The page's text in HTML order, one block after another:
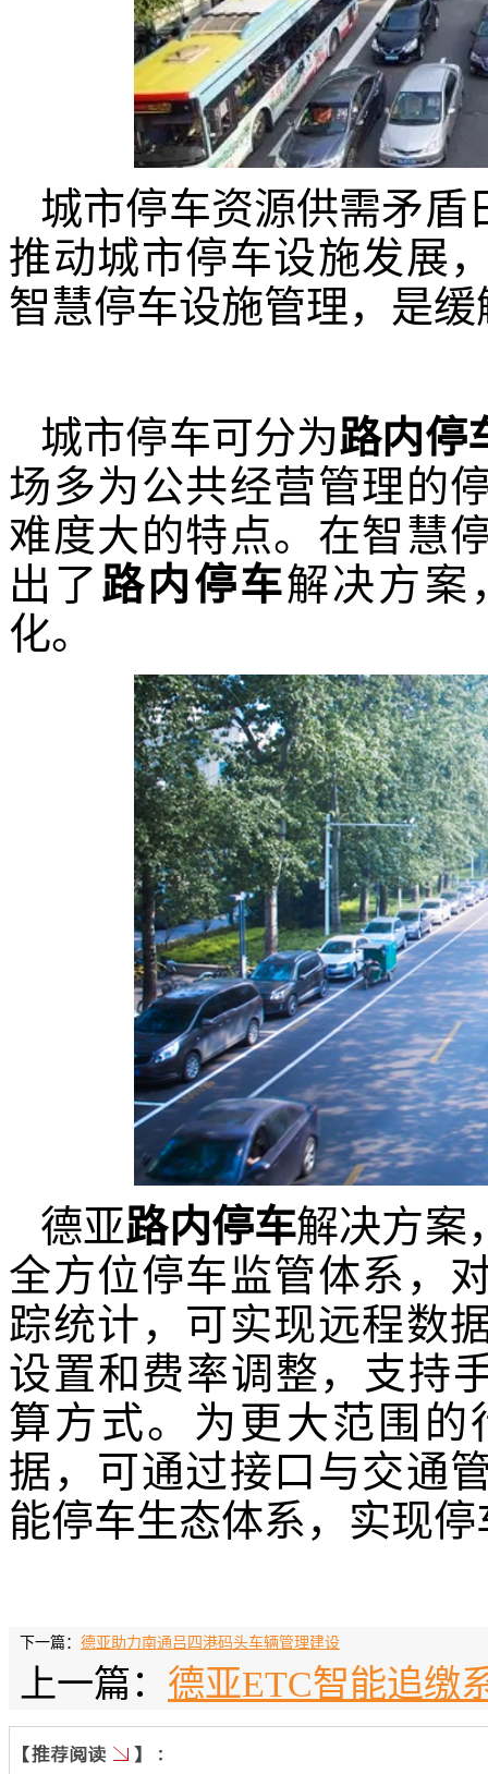
城市停车资源供需矛盾
推动城市停车设施发展
智慧停车设施管理，是缓
城市停车可分为路内停
场多为公共经营管理的
难度大的特点。 在智慧
出了 路内停车解决方案
化。
德亚路内停车解决方案
全方位停车监管体系，
踪统计，可实现远程数
设置和费率调整，支持
算方式。 为更大范围的
据，可通过接口与交通
能停车生态体系， 实现停
下一篇： 德亚助力南通吕四港码头车辆管理建设
上一篇： 德亚ETC智能追缴